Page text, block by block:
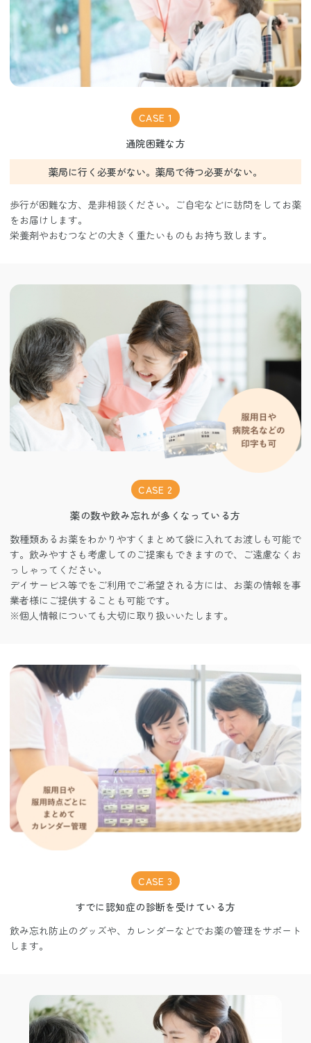
CASE 1
通院困難な方
薬局に行く必要がない。薬局で待つ必要がない。
歩行が困難な方、是非相談ください。ご自宅などに訪問をしてお薬
をお届けします。
栄養剤やおむつなどの大きく重たいものもお持ち致します。
CASE 2
薬の数や飲み忘れが多くなっている方
数種類あるお薬をわかりやすくまとめて袋に入れてお渡しも可能で
す。飲みやすさも考慮してのご提案もできますので、ご遠慮なくお
っしゃってください。
デイサービス等でをご利用でご希望される方には、お薬の情報を事
業者様にご提供することも可能です。
※個人情報についても大切に取り扱いいたします。
CASE 3
すでに認知症の診断を受けている方
飲み忘れ防止のグッズや、カレンダーなどでお薬の管理をサポート
します。